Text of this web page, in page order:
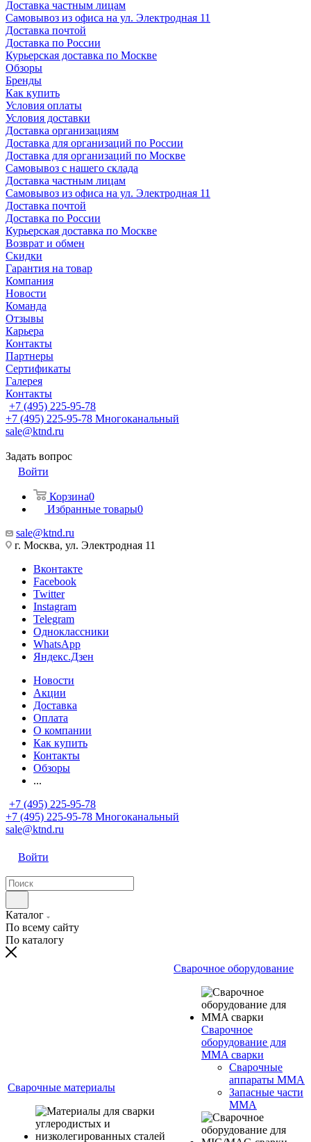
Доставка частным лицам
Самовывоз из офиса на ул. Электродная 11
Доставка почтой
Доставка по России
Курьерская доставка по Москве
Обзоры
Бренды
Как купить
Условия оплаты
Условия доставки
Доставка организациям
Доставка для организаций по России
Доставка для организаций по Москве
Самовывоз с нашего склада
Доставка частным лицам
Самовывоз из офиса на ул. Электродная 11
Доставка почтой
Доставка по России
Курьерская доставка по Москве
Возврат и обмен
Скидки
Гарантия на товар
Компания
Новости
Команда
Отзывы
Карьера
Контакты
Партнеры
Сертификаты
Галерея
Контакты
+7 (495) 225-95-78
+7 (495) 225-95-78 Многоканальный
sale@ktnd.ru
Задать вопрос
Войти
Корзина0
Избранные товары0
sale@ktnd.ru
г. Москва, ул. Электродная 11
Вконтакте
Facebook
Twitter
Instagram
Telegram
Одноклассники
WhatsApp
Яндекс.Дзен
Новости
Акции
Доставка
Оплата
О компании
Как купить
Контакты
Обзоры
...
+7 (495) 225-95-78
+7 (495) 225-95-78 Многоканальный
sale@ktnd.ru
Войти
Каталог
По всему сайту
По каталогу
Сварочные материалы
Сварочное оборудование
Сварочное
оборудование для
MMA сварки
Сварочные
аппараты MMA
Запасные части
MMA